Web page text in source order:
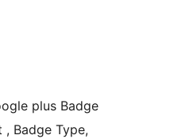
plus Badge
, Badge Type,